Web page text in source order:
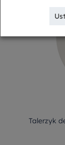
Talerzyk